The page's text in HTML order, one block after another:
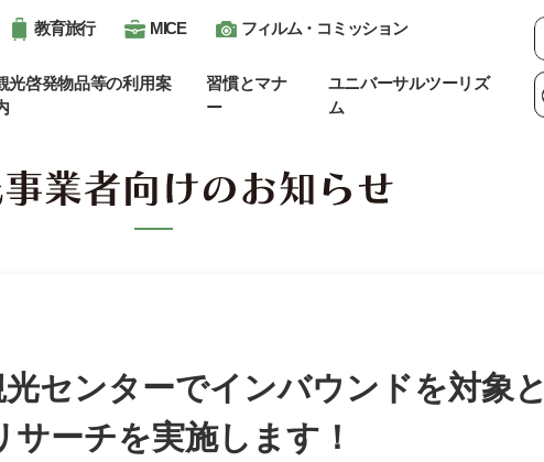
教育旅行 MICE フィルム・コミッション
光啓発物品等の利用案
習慣とマナ
ー
ユニバーサルツーリズ
ム
光センターでインバウンドを対象と
ーチを実施します！